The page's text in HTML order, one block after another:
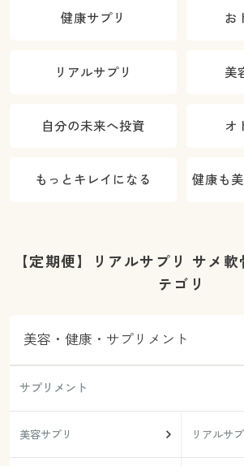
健康サプリ お
リアルサプリ 美
自分の未来へ投資 オ
もっとキレイになる 健康も
【定期便】リアルサプリ サメ
テゴリ
美容・健康・サプリメント
サプリメント
美容サプリ リアルサ